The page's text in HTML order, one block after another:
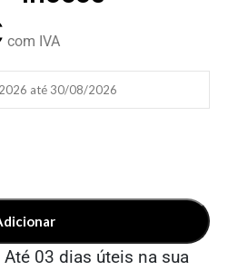
com IVA
até 30/08/2026
Até 03 dias úteis na sua